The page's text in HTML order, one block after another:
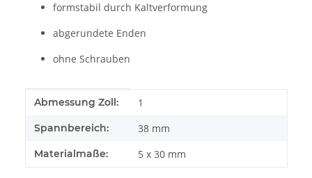
formstabil durch Kaltverformung
abgerundete Enden
ohne Schrauben
Produkteigenschaft
Wert
Abmessung Zoll: 1
Spannbereich: 38 mm
Materialmaße: 5 x 30 mm